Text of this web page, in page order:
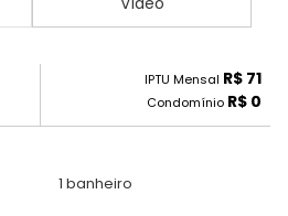
IPTU Mensal R$ 71
Condomínio R$ 0
1 banheiro